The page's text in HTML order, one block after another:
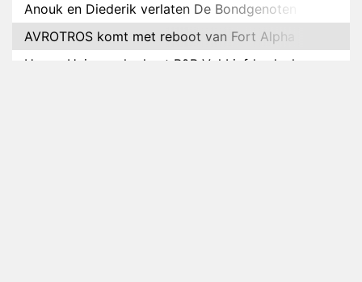
Anouk en Diederik verlaten De Bondgenoten
AVROTROS komt met reboot van Fort Alpha
Henny Huisman herkent B&B Vol Liefde-deelnemer